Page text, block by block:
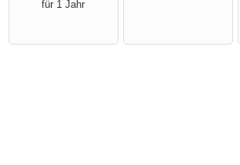
für 1 Jahr